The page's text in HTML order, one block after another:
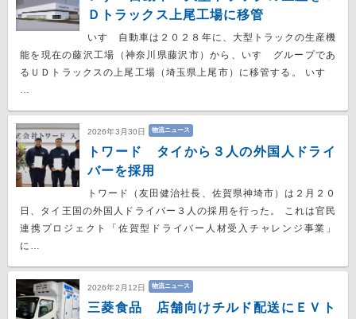
Ｄトラックス上尾工場に移管
いすゞ自動車は２０２８年に、大型トラックの生産機
能を現在の藤沢工場（神奈川県藤沢市）から、いすゞグループであ
るＵＤトラックスの上尾工場（埼玉県上尾市）に移管する。 いすゞ
…
2026年3月30日 物流ニュース
トワード タイから３人の外国人ドライ
バーを採用
トワード（友田健治社長、佐賀県神埼市）は２月２０
日、タイ王国の外国人ドライバー３人の採用を行った。 これは官民
連携プロジェクト「佐賀型ドライバー人材受入チャレンジ事業」
に…
2026年2月12日 物流ニュース
三菱食品 店舗向けチルド配送にＥＶト